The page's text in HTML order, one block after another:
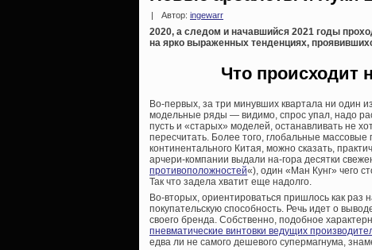
Автор: ingewarr
2020, а следом и начавшийся 2021 годы
на ярко выраженных тенденциях,
Что происходит
Во-первых, за три минувших квартала ни один
модельные ряды — видимо, спрос упал, надо
пусть и «старых» моделей, останавливать не
пересчитать. Более того, глобальные
континентального Китая, можно сказать,
арчери-компании выдали на-гора десятки
противоположностей«), один «Ман Кунг» чего
Так что задела хватит еще надолго.
Во-вторых, ориентироваться пришлось как
покупательскую способность. Речь идет о
своего бренда. Собственно, подобное
пневматические винтовки ведущих
едва ли не самого дешевого супермагнума,